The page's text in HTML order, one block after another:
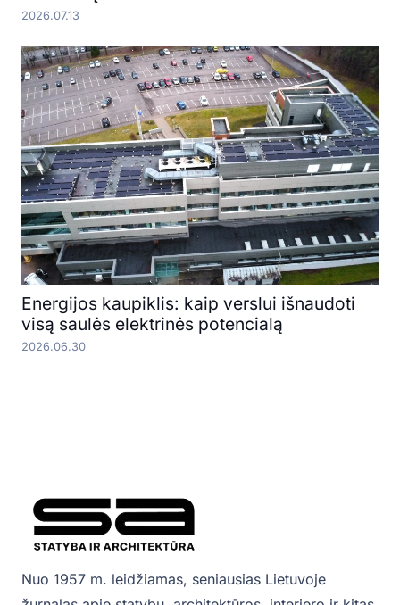
2026.07.13
Energijos kaupiklis: kaip verslui išnaudoti
visą saulės elektrinės potencialą
2026.06.30
Nuo 1957 m. leidžiamas, seniausias Lietuvoje